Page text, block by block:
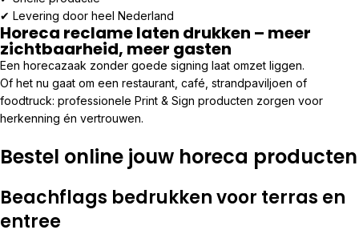
✔ Levering door heel Nederland
Horeca reclame laten drukken – meer
zichtbaarheid, meer gasten
Een horecazaak zonder goede signing laat omzet liggen.
Of het nu gaat om een restaurant, café, strandpaviljoen of
foodtruck: professionele Print & Sign producten zorgen voor
herkenning én vertrouwen.
Bestel online jouw horeca producten
Beachflags bedrukken voor terras en
entree